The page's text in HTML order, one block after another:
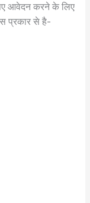
आवेदन करने के लिए
प्रकार से है-